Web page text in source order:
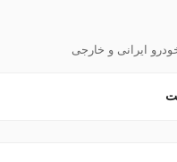
ایرانی و خارجی